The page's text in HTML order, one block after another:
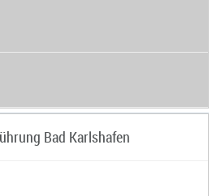
Bad Karlshafen